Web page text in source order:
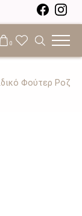
0
Φούτερ Ροζ